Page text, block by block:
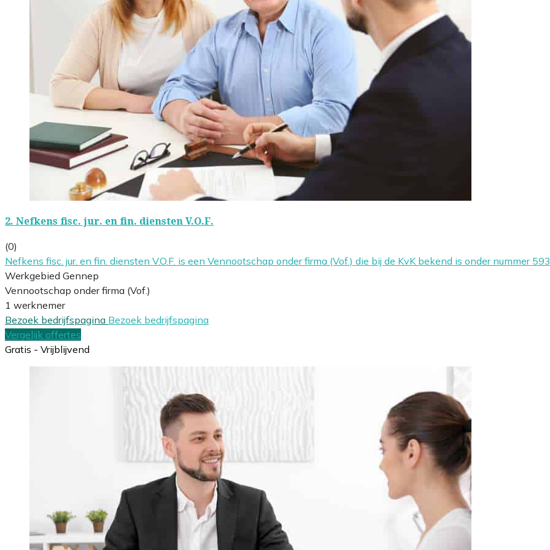
2. Nefkens fisc. jur. en fin. diensten V.O.F.
(0)
Nefkens fisc. jur. en fin. diensten V.O.F. is een Vennootschap onder firma (Vof.) die bij de KvK bekend is onder nummer
Werkgebied Gennep
Vennootschap onder firma (Vof.)
1 werknemer
Bezoek bedrijfspagina Bezoek bedrijfspagina
Vergelijk offertes
Gratis - Vrijblijvend